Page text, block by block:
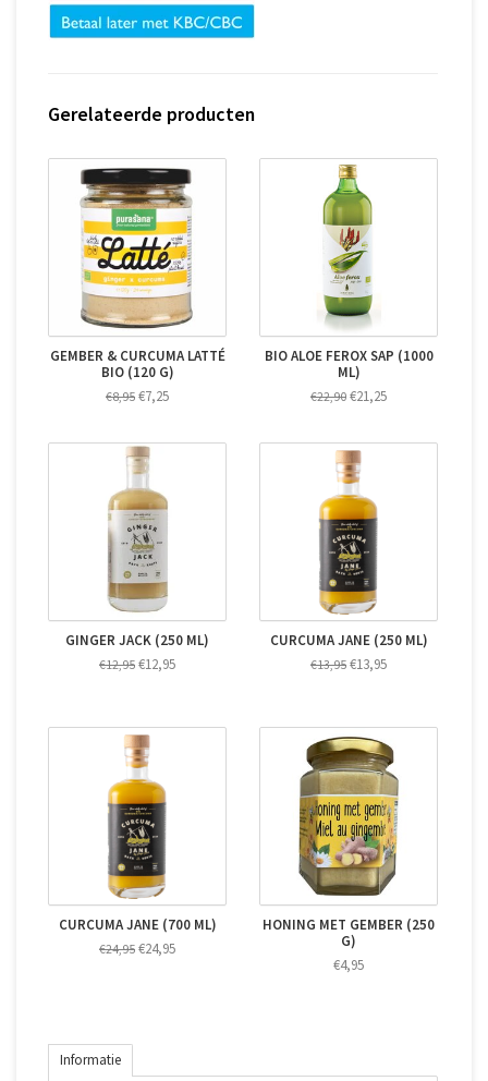
Gerelateerde producten
GEMBER & CURCUMA LATTÉ
BIO (120 G)
€8,95 €7,25
BIO ALOE FEROX SAP (1000
ML)
€22,90 €21,25
GINGER JACK (250 ML)
€12,95 €12,95
CURCUMA JANE (250 ML)
€13,95 €13,95
CURCUMA JANE (700 ML)
€24,95 €24,95
HONING MET GEMBER (250
G)
€4,95
Informatie